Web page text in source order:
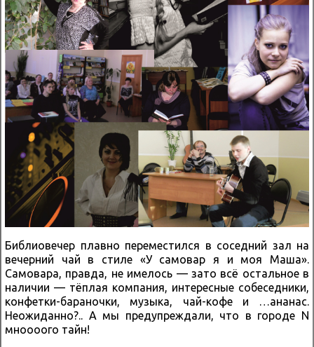
Библиовечер плавно переместился в соседний зал на
вечерний чай в стиле «У самовар я и моя Маша».
Самовара, правда, не имелось — зато всё остальное в
наличии — тёплая компания, интересные собеседники,
конфетки-бараночки, музыка, чай-кофе и …ананас.
Неожиданно?.. А мы предупреждали, что в городе N
мноооого тайн!